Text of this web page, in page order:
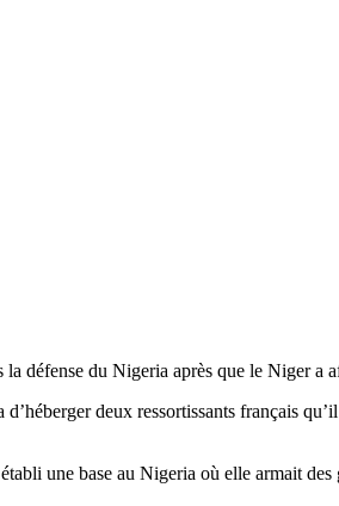
défense du Nigeria après que le Niger a
deux ressortissants français
une base au Nigeria où elle armait